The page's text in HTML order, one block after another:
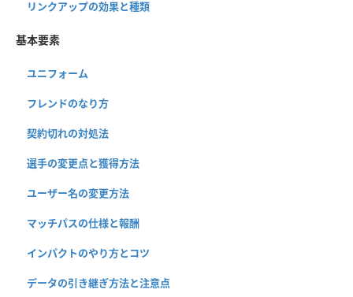
リンクアップの効果と種類
基本要素
ユニフォーム
フレンドのなり方
契約切れの対処法
選手の変更点と獲得方法
ユーザー名の変更方法
マッチパスの仕様と報酬
インパクトのやり方とコツ
データの引き継ぎ方法と注意点